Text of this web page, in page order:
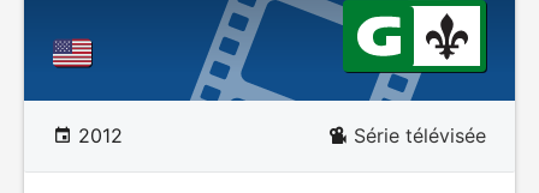
2012 Série télévisée